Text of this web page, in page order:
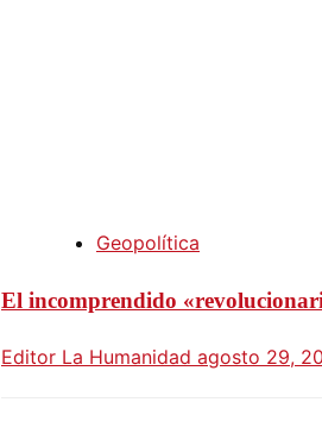
Geopolítica
El incomprendido
Editor La Humanidad agosto 29,